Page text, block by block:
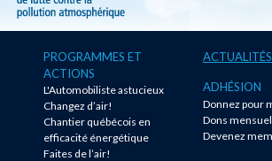
PROGRAMMES ET
ACTIONS
L'Automobiliste astucieux
Changez d’air!
Chantier québécois en
efficacité énergétique
Faites de l’air!
ACTUALITÉS
ADHÉSION
Donnez pour
Dons
Devenez